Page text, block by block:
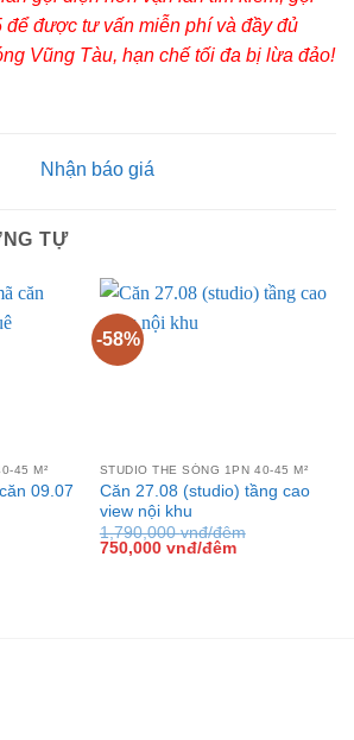
để được tư vấn miễn phí và đầy đủ
Vũng Tàu, hạn chế tối đa bị lừa đảo!
TỰ
45 M²
09.07
-58%
STUDIO THE SÓNG 1PN 40-45 M²
Căn 27.08 (studio) tầng cao
view nội khu
1,790,000vnđ/đêm
Giá
750,000 vnđ/đêmGiá